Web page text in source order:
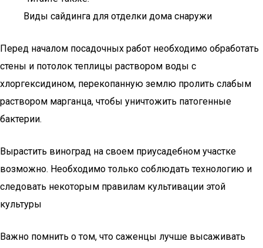
Виды сайдинга для отделки дома снаружи
Перед началом посадочных работ необходимо обработать
стены и потолок теплицы раствором воды с
хлоргексидином, перекопанную землю пролить слабым
раствором марганца, чтобы уничтожить патогенные
бактерии.
Вырастить виноград на своем приусадебном участке
возможно. Необходимо только соблюдать технологию и
следовать некоторым правилам культивации этой
культуры
Важно помнить о том, что саженцы лучше высаживать